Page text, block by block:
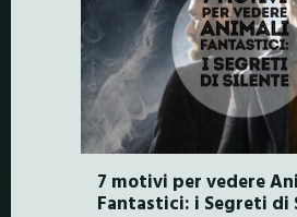
7 motivi per vedere
Fantastici: i Segreti di